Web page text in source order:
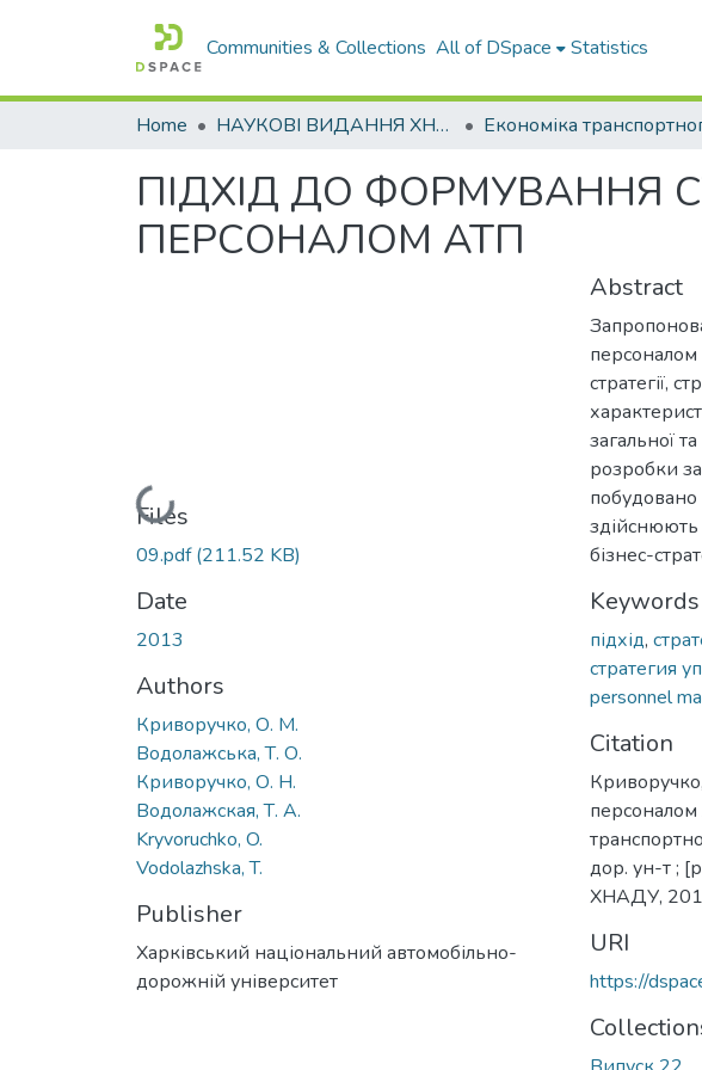
Communities & Collections All of DSpace Statistics
Home НАУКОВІ ВИДАННЯ ХНАДУ
ПІДХІД ДО ФОРМУВАННЯ
ПЕРСОНАЛОМ АТП
Loading...
Files
09.pdf(211.52 KB)
Date
2013
Authors
Криворучко, О. М.
Водолажська, Т. О.
Криворучко, О. Н.
Водолажская, Т. А.
Kryvoruchko, O.
Vodolazhska, T.
Publisher
Харківський національний автомобільно-
дорожній університет
Abstract
персоналом
стратегії,
загальної
розробки
побудовано
здійснюють
бізнес-
Keywords
підхід,
стратегия
personnel
Citation
дор. ун-т ;
ХНАДУ,
URI
https://